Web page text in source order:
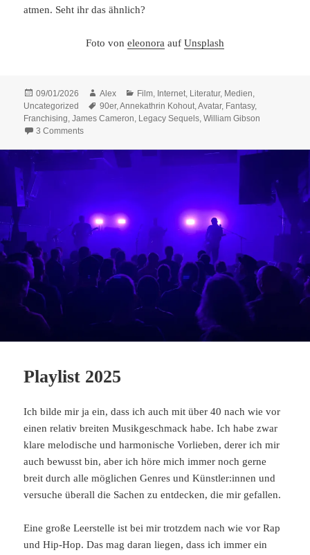
atmen. Seht ihr das ähnlich?
Foto von eleonora auf Unsplash
Posted
on
09/01/2026 Author
Alex Categories
Film, Internet, Literatur, Medien,
Uncategorized
Tags
90er,Annekathrin Kohout,Avatar, Fantasy,
Franchising,James Cameron, Legacy Sequels,William Gibson
3 Commentson Unsortierte Gedanken #7: Hyperinterpretation,
Playlist 2025
Ich bilde mir ja ein, dass ich auch mit über 40 nach wie vor
einen relativ breiten Musikgeschmack habe. Ich habe zwar
klare melodische und harmonische Vorlieben, derer ich mir
auch bewusst bin, aber ich höre mich immer noch gerne
breit durch alle möglichen Genres und Künstler:innen und
versuche überall die Sachen zu entdecken, die mir gefallen.
Eine große Leerstelle ist bei mir trotzdem nach wie vor Rap
und Hip-Hop. Das mag daran liegen, dass ich immer ein